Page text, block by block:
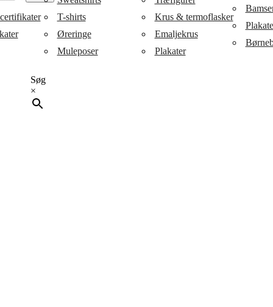
T-shirts
Øreringe
Muleposer
Krus & termoflasker
Emaljekrus
Plakater
Søg
×